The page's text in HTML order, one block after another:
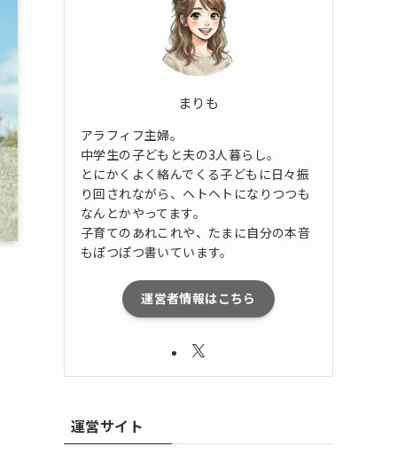
まりも
アラフィフ主婦。
中学生の子どもと夫の3人暮らし。
とにかくよく絡んでくる子どもに日々振
り回されながら、ヘトヘトになりつつも
なんとかやってます。
子育てのあれこれや、たまに自分の本音
もぽつぽつ書いています。
運営者情報はこちら
運営サイト